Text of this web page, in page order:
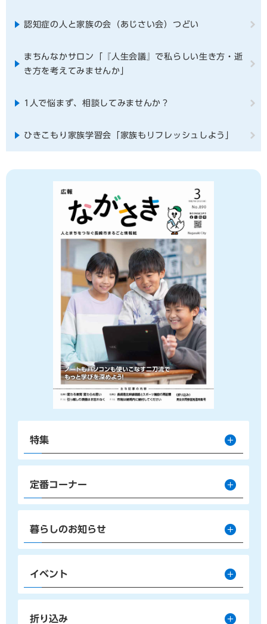
認知症の人と家族の会（あじさい会）つどい
まちんなかサロン「『人生会議』で私らしい生き方・逝
き方を考えてみませんか」
1人で悩まず、相談してみませんか？
ひきこもり家族学習会「家族もリフレッシュしよう」
特集
定番コーナー
暮らしのお知らせ
イベント
折り込み